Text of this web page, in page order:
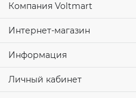
Компания Voltmart
Интернет-магазин
Информация
Личный кабинет